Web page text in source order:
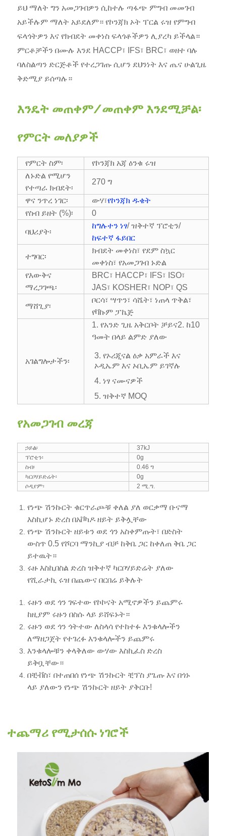
ይህ ማለት ግን አመጋገብዎን ሲከተሉ ጣፋጭ ምግብ መመገብ
አይችሉም ማለት አይደለም። የኮንጃክ ኦት ፐርል ሩዝ የምግብ
ፍላጎትዎን እና የክብደት መቀነስ ፍላጎቶችዎን ሊያረካ ይችላል።
ምርቶቻችን በሙሉ እንደ HACCP፣ IFS፣ BRC፣ ወዘተ ባሉ
ባለስልጣን ድርጅቶች የተረጋገጡ ሲሆን ደህንነት እና ጤና ሁልጊዜ
ቅድሚያ ይሰጣሉ።
እንዴት መጠቀም/መጠቀም እንደሚቻል፡
የምርት መለያዎች
የምርት ስም፡
የኮንጃክ አጃ ዕንቁ ሩዝ
ለኑድል የሚሆን
የተጣራ ክብደት፡
270 ግ
ዋና ንጥረ ነገር፡ ውሃ፣የኮንጃክ ዱቄት
የስብ ይዘት (%)፡
0
ባህሪያት፡
ከግሉተን ነፃ/ ዝቅተኛ ፕሮቲን/
ከፍተኛ ፋይበር
ተግባር፡
ክብደት መቀነስ፣ የደም ስኳር
መቀነስ፣ የአመጋገብ ኑድል
የእውቅና
ማረጋገጫ፡
BRC፣ HACCP፣ IFS፣ ISO፣
JAS፣ KOSHER፣ NOP፣ QS
ማሸጊያ፡
ቦርሳ፣ ሣጥን፣ ሳሼት፣ ነጠላ ጥቅል፣
የቫኩም ፓኬጅ
አገልግሎታችን፡
1. የአንድ ጊዜ አቅርቦት ቻይና2. ከ10
ዓመት በላይ ልምድ ያለው
3. የኦሪጂናል ዕቃ አምራች እና
ኦዲኤም እና ኦቢኤም ይገኛሉ
4. ነፃ ናሙናዎች
5. ዝቅተኛ MOQ
የአመጋገብ መረጃ
ኃይል፡
37kJ
ፕሮቲን፡
0g
ስብ፡
0.46 ግ
ካርቦሃይድሬት፡
0g
ሶዲየም፡
2 ሚ.ግ.
የነጭ ሽንኩርት ቁርጥራጮቹ ቀለል ያለ ወርቃማ ቡናማ
እስኪሆኑ ድረስ በአቮካዶ ዘይት ይቅሏቸው
የነጭ ሽንኩርት ዘይቱን ወደ ጎን አስቀምጡት፣ በድስት
ውስጥ 0.5 የሾርባ ማንኪያ ብቻ ከቅቤ ጋር ከቀለጠ ቅቤ ጋር
ይተዉት።
ሩዙ እስኪበስል ድረስ ዝቅተኛ ካርቦሃይድሬት ያለው
የሺራታኪ ሩዝ በጨውና በርበሬ ይቅሉት
ሩዙን ወደ ጎን ገፍተው የኮኮናት አሚኖዎችን ይጨምሩ
ከዚያም ሩዙን በስሱ ላይ ይሸፍኑት።
ሩዙን ወደ ጎን ጎትተው ለስላሳ የተከተፉ እንቁላሎችን
ለማዘጋጀት የተገረፉ እንቁላሎችን ይጨምሩ
እንቁላሎቹን ቀላቅለው ውሃው እስኪፈስ ድረስ
ይቅቧቸው።
በቺቭስ፣ በተጠበሰ የነጭ ሽንኩርት ቺፕስ ያጌጡ እና በጎኑ
ላይ ያለውን የነጭ ሽንኩርት ዘይት ያቅርቡ!
ተጨማሪ የሚታሰሱ ነገሮች